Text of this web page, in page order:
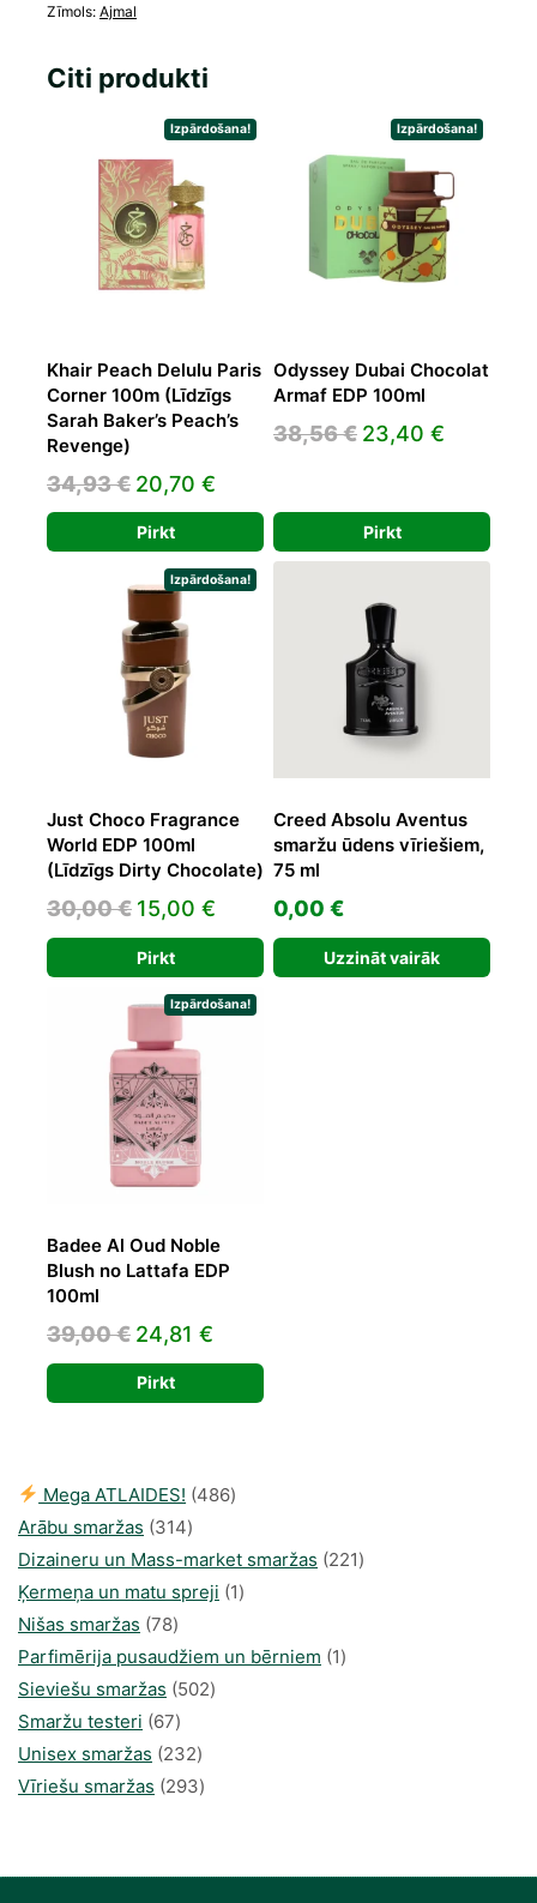
Zīmols: Ajmal
Citi produkti
Izpārdošana!
Khair Peach Delulu Paris
Corner 100m (Līdzīgs
Sarah Baker’s Peach’s
Revenge)
34,93€ Original
price
was:
34,93 €.
20,70 €
price
is:
20,70 €.
Pirkt
Izpārdošana!
Odyssey Dubai Chocolat
Armaf EDP 100ml
38,56€ Original
38,56 €.
23,40 €
Pirkt
Izpārdošana!
Just Choco Fragrance
World EDP 100ml
(Līdzīgs Dirty Chocolate)
30,00€ Original
price
was:
30,00 €.
15,00 € Current
price
is:
15,00 €.
Pirkt
Creed Absolu Aventus
smaržu ūdens vīriešiem,
75 ml
0,00 €
Uzzināt vairāk
Izpārdošana!
Badee Al Oud Noble
Blush no Lattafa EDP
100ml
39,00€ Original
price
was:
24,81 €
price
is:
Pirkt
Mega ATLAIDES! 486486
Arābu smaržas 314314
produkti
Dizaineru un Mass-market smaržas 221221
Ķermeņa un matu spreji 11
Nišas smaržas 7878
produkts
Parfimērija pusaudžiem un bērniem 11
Sieviešu smaržas 502502
Smaržu testeri 6767
produkts
Unisex smaržas 232232
produkts
Vīriešu smaržas 293293